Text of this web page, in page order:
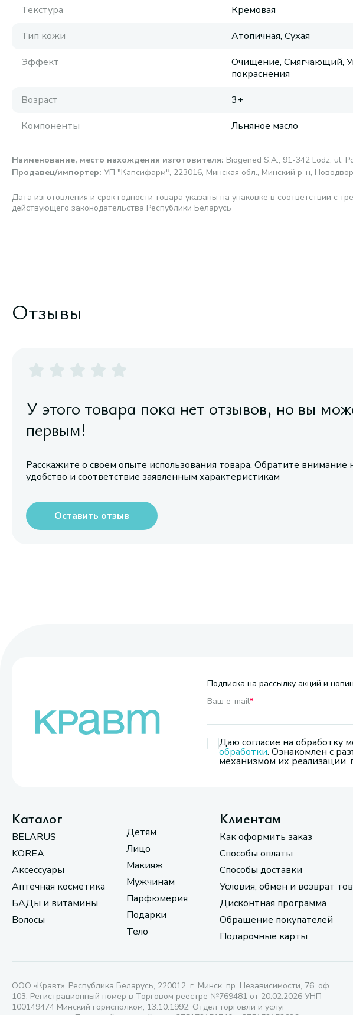
Текстура
Кремовая
Тип кожи
Атопичная, Сухая
Эффект
Очищение, Смягчающий,
покраснения
Возраст
3+
Компоненты
Льняное масло
Наименование, место нахождения изготовителя: Biogened S.A., 91-342 Lodz, ul.
Продавец/импортер: УП "Капсифарм", 223016, Минская обл., Минский р-н,
Дата изготовления и срок годности товара указаны на упаковке в соответствии с
действующего законодательства Республики Беларусь
Отзывы
У этого товара пока нет отзывов, но вы
первым!
Расскажите о своем опыте использования товара. Обратите внимание
удобство и соответствие заявленным характеристикам
Оставить отзыв
Подписка на рассылку акций и
Ваш e-mail*
Даю согласие на обработку
обработки. Ознакомлен с
механизмом их реализации,
Каталог
BELARUS
KOREA
Аксессуары
Аптечная косметика
БАДы и витамины
Волосы
Детям
Лицо
Макияж
Мужчинам
Парфюмерия
Подарки
Тело
Клиентам
Как оформить заказ
Способы оплаты
Способы доставки
Условия, обмен и возврат
Дисконтная программа
Обращение покупателей
Подарочные карты
ООО «Кравт». Республика Беларусь, 220012, г. Минск, пр. Независимости, 76, оф.
103. Регистрационный номер в Торговом реестре №769481 от 20.02.2026 УНП
100149474 Минский горисполком, 13.10.1992. Отдел торговли и услуг